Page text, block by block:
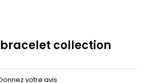
collection
votre avis